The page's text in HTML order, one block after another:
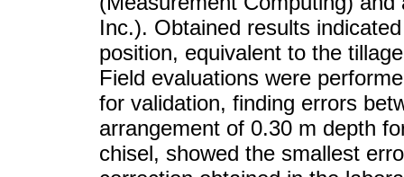
Inc.). Obtained results
position, equivalent to the
Field evaluations were
for validation, finding errors
arrangement of 0.30 m depth
chisel, showed the smallest